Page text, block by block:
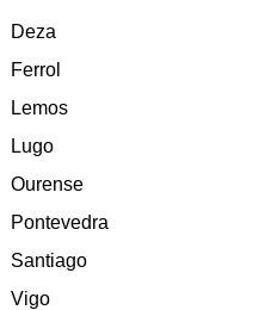
Deza
Ferrol
Lemos
Lugo
Ourense
Pontevedra
Santiago
Vigo